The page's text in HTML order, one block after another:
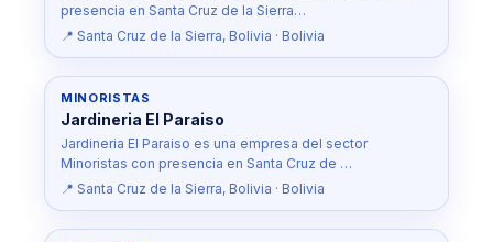
presencia en Santa Cruz de la Sierra…
📍 Santa Cruz de la Sierra, Bolivia · Bolivia
MINORISTAS
Jardineria El Paraiso
Jardineria El Paraiso es una empresa del sector
Minoristas con presencia en Santa Cruz de …
📍 Santa Cruz de la Sierra, Bolivia · Bolivia